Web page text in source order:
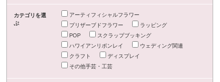
カテゴリを選
ぶ
アーティフィシャルフラワー
プリザーブドフラワー
ラッピング
POP
スクラップブッキング
ハワイアンリボンレイ
ウェディング関連
クラフト
ディスプレイ
その他手芸・工芸